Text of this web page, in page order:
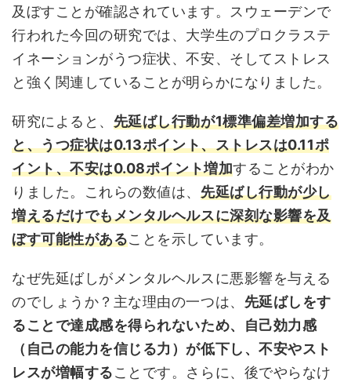
及ぼすことが確認されています。スウェーデンで
行われた今回の研究では、大学生のプロクラステ
イネーションがうつ症状、不安、そしてストレス
と強く関連していることが明らかになりました。
研究によると、 先延ばし行動が1標準偏差増加する
と、うつ症状は0.13ポイント、ストレスは0.11ポ
イント、不安は0.08ポイント増加することがわか
りました。これらの数値は、先延ばし行動が少し
増えるだけでもメンタルヘルスに深刻な影響を及
ぼす可能性があることを示しています。
なぜ先延ばしがメンタルヘルスに悪影響を与える
のでしょうか？主な理由の一つは、 先延ばしをす
ることで達成感を得られないため、自己効力感
（自己の能力を信じる力）が低下し、不安やスト
レスが増幅することです。さらに、後でやらなけ